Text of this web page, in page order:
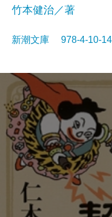
竹本健治／著
新潮文庫 978-4-10-